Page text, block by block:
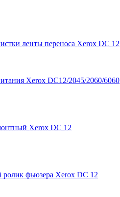
ленты переноса Xerox DC 12
Xerox DC12/2045/2060/6060
Xerox DC 12
фьюзера Xerox DC 12